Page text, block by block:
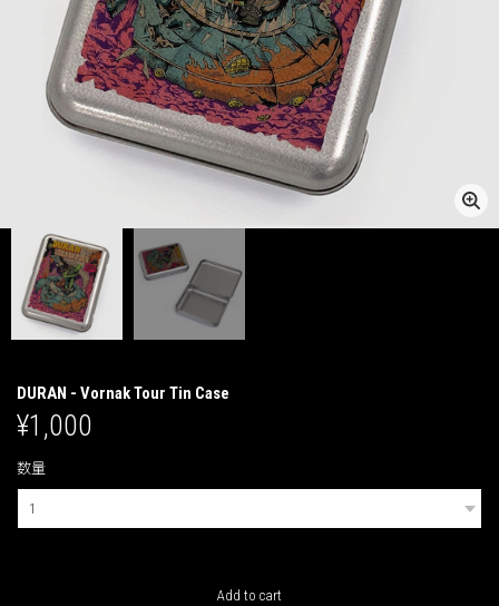
DURAN - Vornak Tour Tin Case
¥1,000
数量
Add to cart